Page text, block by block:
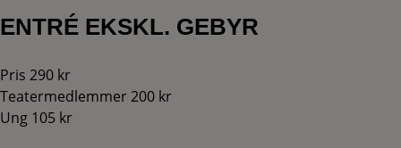
ENTRÉ EKSKL. GEBYR
Pris 290 kr
Teatermedlemmer 200 kr
Ung 105 kr